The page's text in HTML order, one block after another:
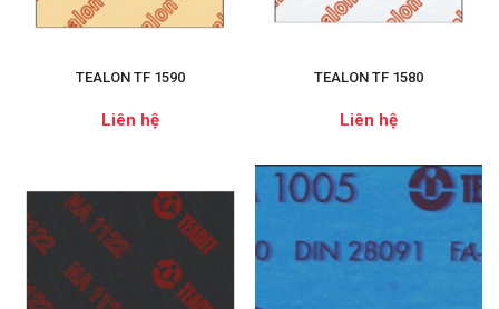
TEALON TF 1590
Liên hệ
TEALON TF 1580
Liên hệ